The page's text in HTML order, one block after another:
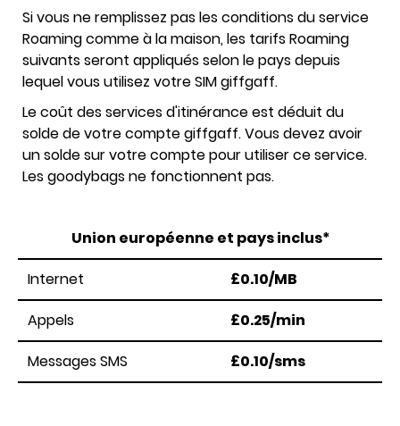
Si vous ne remplissez pas les conditions du service
Roaming comme à la maison, les tarifs Roaming
suivants seront appliqués selon le pays depuis
lequel vous utilisez votre SIM giffgaff.
Le coût des services d'itinérance est déduit du
solde de votre compte giffgaff. Vous devez avoir
un solde sur votre compte pour utiliser ce service.
Les goodybags ne fonctionnent pas.
Union européenne et pays inclus*
Internet
£0.10/MB
Appels
£0.25/min
Messages SMS
£0.10/sms